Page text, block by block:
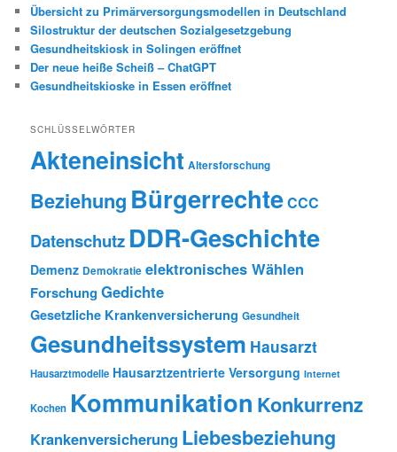
Übersicht zu Primärversorgungsmodellen in Deutschland
Silostruktur der deutschen Sozialgesetzgebung
Gesundheitskiosk in Solingen eröffnet
Der neue heiße Scheiß – ChatGPT
Gesundheitskioske in Essen eröffnet
SCHLÜSSELWÖRTER
Akteneinsicht Altersforschung
Beziehung BürgerrechteCCC
Datenschutz DDR-Geschichte
Demenz Demokratie elektronisches Wählen
Forschung Gedichte
Gesetzliche Krankenversicherung Gesundheit
Gesundheitssystem Hausarzt
Hausarztmodelle Hausarztzentrierte Versorgung Internet
Kochen Kommunikation Konkurrenz
Krankenversicherung Liebesbeziehung